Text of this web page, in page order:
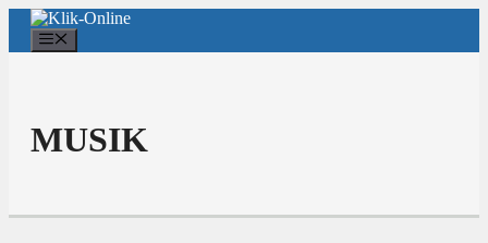
Langsung
isi
MUSIK